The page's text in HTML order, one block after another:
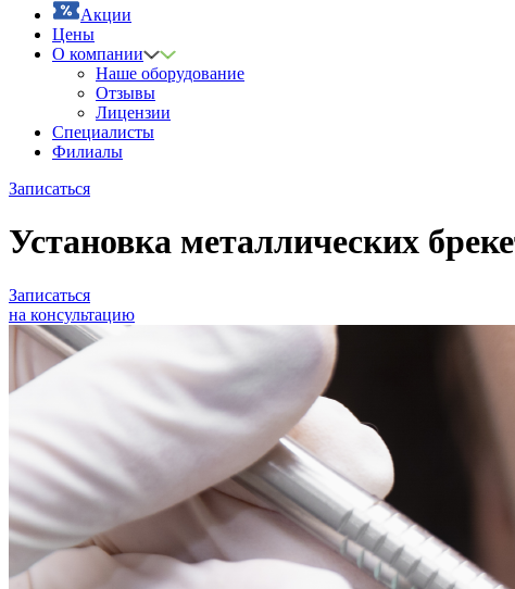
Акции
Цены
О компании
Наше оборудование
Отзывы
Лицензии
Специалисты
Филиалы
Записаться
Установка металлических
Записаться
на консультацию